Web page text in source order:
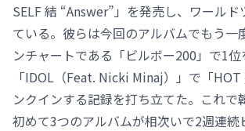
SELF 結 “Answer”」を発売し、ワールド
ている。彼らは今回のアルバムでもう一
ンチャートである「ビルボー200」で1
「IDOL（Feat. Nicki Minaj）」で「
ンクインする記録を打ち立てた。これで
初めて3つのアルバムが相次いで2週連続